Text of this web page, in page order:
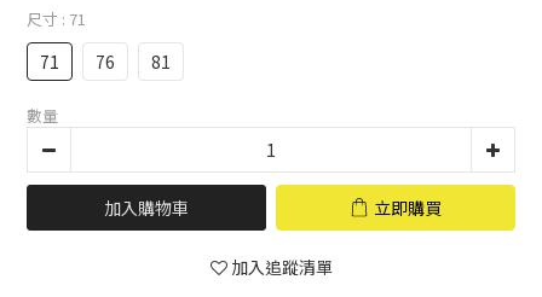
尺寸 : 71
71 76 81
數量
加入購物車 立即購買
加入追蹤清單